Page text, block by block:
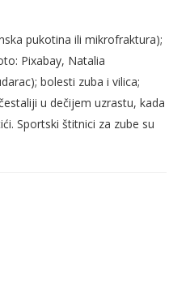
pukotina ili mikrofraktura);
Pixabay, Natalia
bolesti zuba i vilica;
u dečijem uzrastu, kada
Sportski štitnici za zube su